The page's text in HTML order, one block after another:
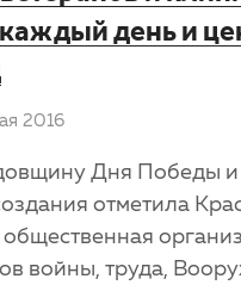
день и
2016
Дня Победы и
отметила
общественная
войны, труда,